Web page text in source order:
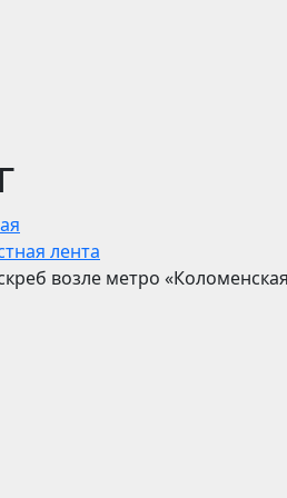
лента
возле метро